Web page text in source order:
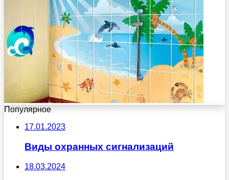
Популярное
17.01.2023
Виды охранных сигнализаций
18.03.2024